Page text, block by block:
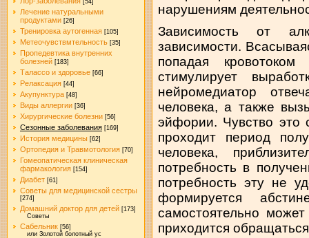
[54]
Лечение натуральными
продуктами [26]
Тренировка аутогенная [105]
Метеочувствмтельность [35]
Пропедевтика внутренних
болезней [183]
Талассо и здоровье [66]
Релаксация [44]
Акупунктура [48]
Виды аллергии [36]
Хирургические болезни [56]
Сезонные заболевания [169]
История медицины [62]
Ортопедия и Травмотология [70]
Гомеопатическая клиническая
фармакология [154]
Диабет [61]
Советы для медицинской сестры
[274]
Домашний доктор для детей [173]
Советы
Сабельник [56]
или Золотой болотный ус
нарушениям
Зависимость от
зависимости.
попадая
стимулирует
нейромедиатор
человека, а также
эйфории. Чувство это
проходит период
человека,
потребность в
потребность эту не
формируется
самостоятельно
приходится